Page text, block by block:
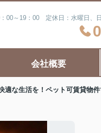
00～19：00 定休日：水曜日、
会社概要
適な生活を！ペット可賃貸物